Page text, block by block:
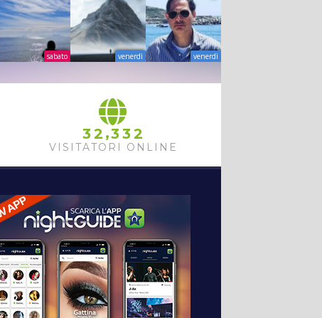
sabato venerdì venerdì
32 ,332
VISITATORI ONLINE